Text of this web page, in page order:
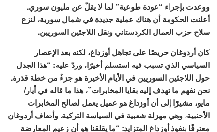
ووعدت بإجراء “عودة طوعية” لما لا يقلّ عن مليون سوري.
أعلنت الحكومة أن هناك عملية جديدة في شمال سورية، لنزع
سلاح حزب العمال الكردستاني ونقل اللاجئين السوريين.
كان أردوغان حريصًا على تجاهل أوزداغ، لكنه بعد الإعصار
السياسي الذي تسبب فيه استسلم أخيرًا، وردّ عليه: “هذا الجدل
حول اللاجئين السوريين في الأيام الأخيرة هو جزءٌ من خطة قذرة.
نحن نفهم ما تهدف إليه بقايا المخابرات”، هذا ما قاله في أيار/
مايو، مشيرًا إلى أن أوزداغ هو عميل يعمل لصالح المخابرات
الأجنبية، وهي مهزلة شعبية في السياسة التركية. وأضاف أردوغان
معترفًا بنفوذ أوزداغ المتزايد: “ما يقلقنا هو أن زعيم المعارضة